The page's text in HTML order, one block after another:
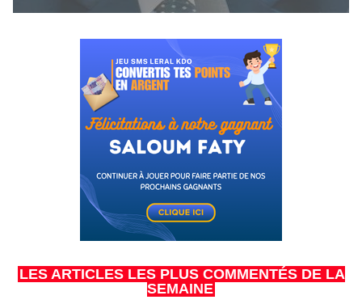
LES ARTICLES LES PLUS COMMENTÉS DE LA
SEMAINE